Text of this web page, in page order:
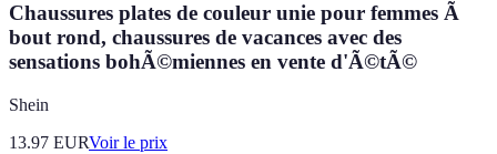
Chaussures plates de couleur unie pour femmes Ã
bout rond, chaussures de vacances avec des
sensations bohÃ©miennes en vente d'Ã©tÃ©
Shein
13.97 EURVoir le prix